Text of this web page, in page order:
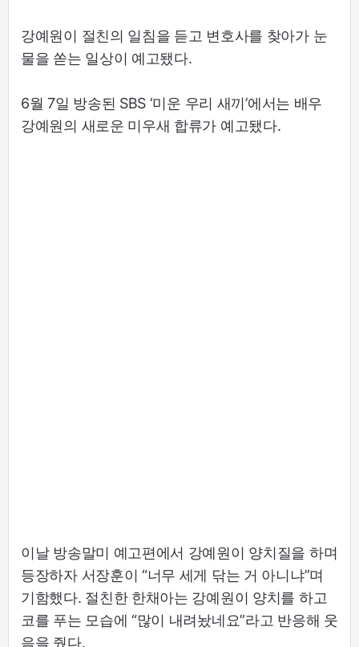
강예원이 절친의 일침을 듣고 변호사를 찾아가 눈
물을 쏟는 일상이 예고됐다.
6월 7일 방송된 SBS ‘미운 우리 새끼’에서는 배우
강예원의 새로운 미우새 합류가 예고됐다.
이날 방송말미 예고편에서 강예원이 양치질을 하며
등장하자 서장훈이 “너무 세게 닦는 거 아니냐”며
기함했다. 절친한 한채아는 강예원이 양치를 하고
코를 푸는 모습에 “많이 내려놨네요”라고 반응해 웃
음을 줬다.